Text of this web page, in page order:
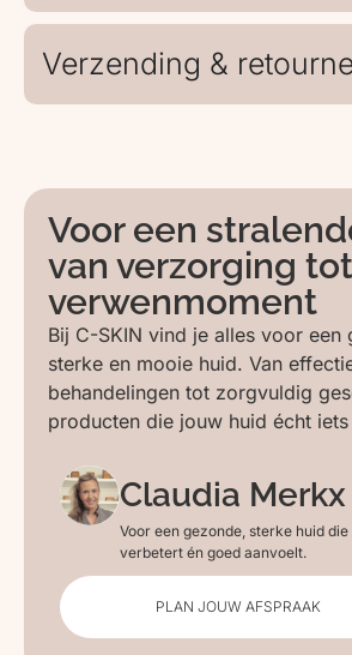
Verzending &
Voor een
van verzorging tot
verwenmoment
Bij C-SKIN vind je alles voor een
sterke en mooie huid. Van
behandelingen tot zorgvuldig
producten die jouw huid écht
Claudia Merkx
Voor een gezonde, sterke huid
verbetert én goed aanvoelt.
PLAN JOUW AFSPRAAK